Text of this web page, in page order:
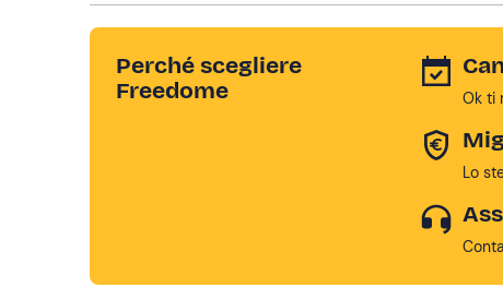
Perché scegliere
Freedome
Ok ti
Lo